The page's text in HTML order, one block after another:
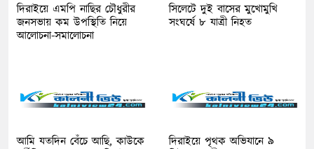
দিরাইয়ে এমপি নাছির চৌধুরীর
জনসভায় কম উপস্থিতি নিয়ে
আলোচনা-সমালোচনা
সিলেটে দুই বাসের মুখোমুখি
সংঘর্ষে ৮ যাত্রী নিহত
আমি যতদিন বেঁচে আছি, কাউকে
দিরাইয়ে পৃথক অভিযানে ৯